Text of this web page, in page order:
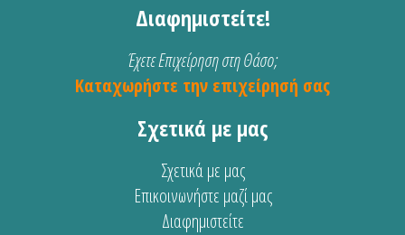
Διαφημιστείτε!
Έχετε Επιχείρηση στη Θάσο;
Καταχωρήστε την επιχείρησή σας
Σχετικά με μας
Σχετικά με μας
Επικοινωνήστε μαζί μας
Διαφημιστείτε